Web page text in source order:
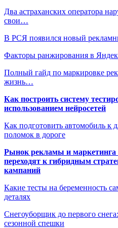
Два астраханских оператора
свои…
В РСЯ появился новый
Факторы ранжирования в
Полный гайд по маркировке
жизнь…
Как построить систему
использованием нейросетей
Как подготовить автомобиль к
поломок в дороге
Рынок рекламы и маркетинга
переходят к гибридным
кампаний
Какие тесты на беременность
деталях
Снегоуборщик до первого
сезонной спешки